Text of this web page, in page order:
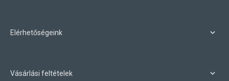
Elérhetőségeink
Vásárlási feltételek